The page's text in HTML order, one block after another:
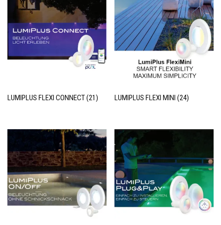
LUMIPLUS FLEXI CONNECT(21) LUMIPLUS FLEXI MINI(24)